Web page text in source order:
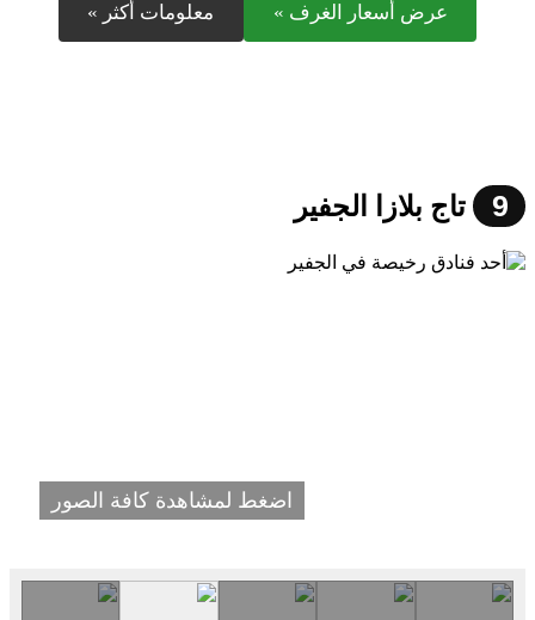
عرض أسعار الغرف » معلومات أكثر »
9 تاج بلازا الجفير
اضغط لمشاهدة كافة الصور